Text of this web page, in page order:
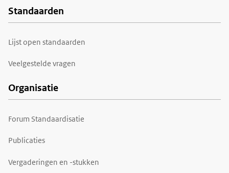
Voet
Standaarden
Lijst open standaarden
Veelgestelde vragen
Organisatie
Forum Standaardisatie
Publicaties
Vergaderingen en -stukken